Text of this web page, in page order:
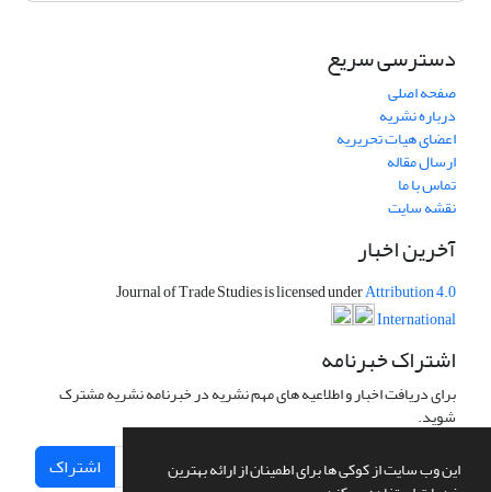
این وب سایت از کوکی ها برای اطمینان از ارائه بهترین
دسترسی سریع
صفحه اصلی
درباره نشریه
اعضای هیات تحریریه
ارسال مقاله
تماس با ما
نقشه سایت
آخرین اخبار
Journal of Trade Studies is licensed underAttribution 4.0
International
اشتراک خبرنامه
برای دریافت اخبار و اطلاعیه های مهم نشریه در خبرنامه نشریه مشترک
شوید.
اشتراک